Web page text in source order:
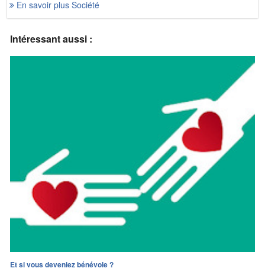
En savoir plus Société
Intéressant aussi :
Et si vous deveniez bénévole ?